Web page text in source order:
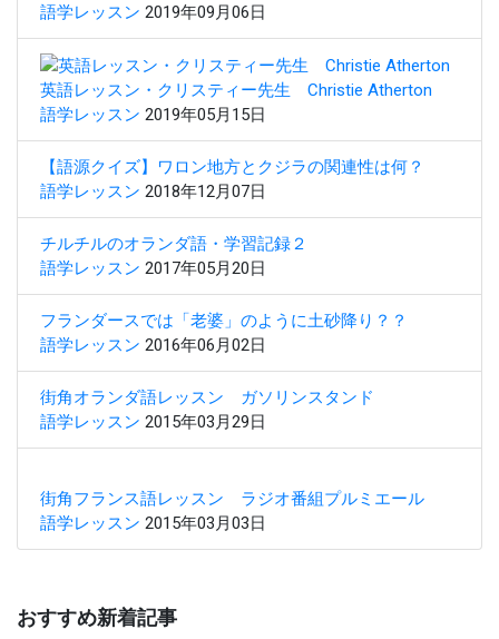
語学レッスン 2019年09月06日
英語レッスン・クリスティー先生 Christie Atherton
語学レッスン 2019年05月15日
【語源クイズ】ワロン地方とクジラの関連性は何？
語学レッスン 2018年12月07日
チルチルのオランダ語・学習記録２
語学レッスン 2017年05月20日
フランダースでは「老婆」のように土砂降り？？
語学レッスン 2016年06月02日
街角オランダ語レッスン ガソリンスタンド
語学レッスン 2015年03月29日
街角フランス語レッスン ラジオ番組プルミエール
語学レッスン 2015年03月03日
おすすめ新着記事